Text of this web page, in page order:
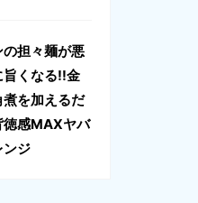
の担々麺が悪
旨くなる!!金
煮を加えるだ
徳感MAXヤバ
ンジ